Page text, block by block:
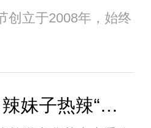
创立于2008年，始终
湖南辣椒出炉！辣妹子热辣“出圈”